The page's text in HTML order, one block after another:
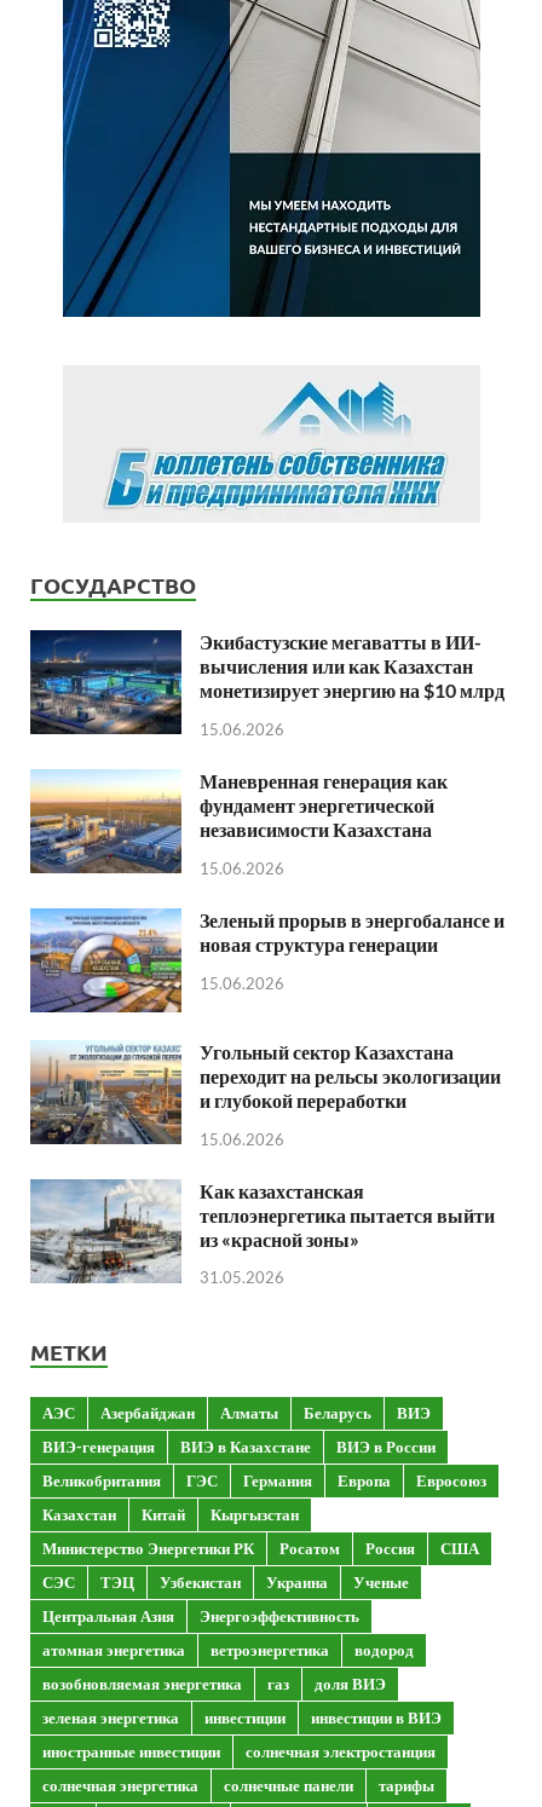
ГОСУДАРСТВО
Экибастузские мегаватты в ИИ-
вычисления или как Казахстан
монетизирует энергию на $10 млрд
15.06.2026
Маневренная генерация как
фундамент энергетической
независимости Казахстана
15.06.2026
Зеленый прорыв в энергобалансе и
новая структура генерации
15.06.2026
Угольный сектор Казахстана
переходит на рельсы экологизации
и глубокой переработки
15.06.2026
Как казахстанская
теплоэнергетика пытается выйти
из «красной зоны»
31.05.2026
МЕТКИ
АЭС Азербайджан Алматы Беларусь
ВИЭ
ВИЭ-генерация
ВИЭ в Казахстане
ВИЭ в России
Великобритания
ГЭС Германия Европа
Евросоюз
Казахстан
Китай
Кыргызстан
Министерство Энергетики РК
Росатом Россия
США
СЭС
ТЭЦ Узбекистан Украина
Ученые
Центральная Азия
Энергоэффективность
атомная энергетика
ветроэнергетика
водород
возобновляемая энергетика
газ
доля ВИЭ
зеленая энергетика
инвестиции
инвестиции в ВИЭ
иностранные инвестиции
солнечная электростанция
солнечная энергетика
солнечные панели
тарифы